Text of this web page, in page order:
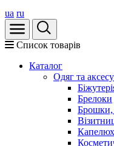
ua ru
Список товарів
Каталог
Oдяг та
Брелоки